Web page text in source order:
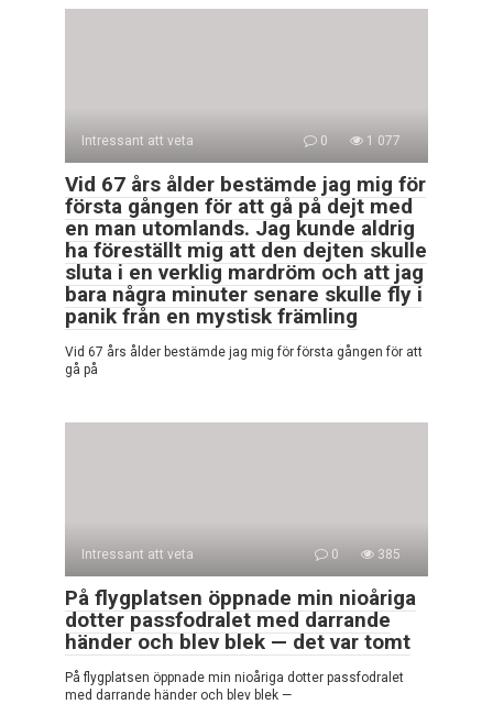
Intressant att veta 0 1 077
Vid 67 års ålder bestämde jag mig för
första gången för att gå på dejt med
en man utomlands. Jag kunde aldrig
ha föreställt mig att den dejten skulle
sluta i en verklig mardröm och att jag
bara några minuter senare skulle fly i
panik från en mystisk främling
Vid 67 års ålder bestämde jag mig för första gången för att
gå på
Intressant att veta 0 385
På flygplatsen öppnade min nioåriga
dotter passfodralet med darrande
händer och blev blek — det var tomt
På flygplatsen öppnade min nioåriga dotter passfodralet
med darrande händer och blev blek —